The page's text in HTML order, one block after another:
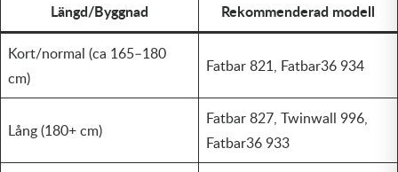
Styren & Tillbehör
Transmission & Drivlina
Variatordelar
Längd/Byggnad Rekommenderad modell
Kort/normal (ca 165–180
cm)
Fatbar 821, Fatbar36 934
Lång (180+ cm)
Fatbar 827, Twinwall 996,
Fatbar36 933